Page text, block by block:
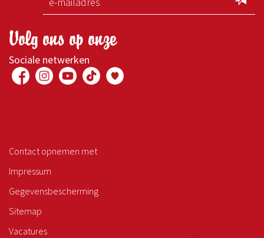
Volg ons op onze
Sociale netwerken
Contact opnemen met
Impressum
Gegevensbescherming
Sitemap
Vacatures